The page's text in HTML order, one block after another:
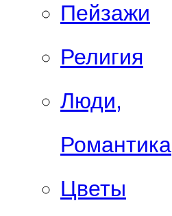
Пейзажи
Религия
Люди,
Романтика
Цветы